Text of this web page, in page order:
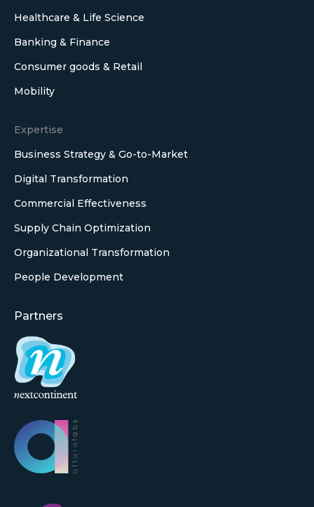
Healthcare & Life Science
Banking & Finance
Consumer goods & Retail
Mobility
Expertise
Business Strategy & Go-to-Market
Digital Transformation
Commercial Effectiveness
Supply Chain Optimization
Organizational Transformation
People Development
Partners